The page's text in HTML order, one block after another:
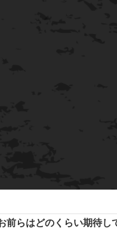
前らはどのくらい期待し